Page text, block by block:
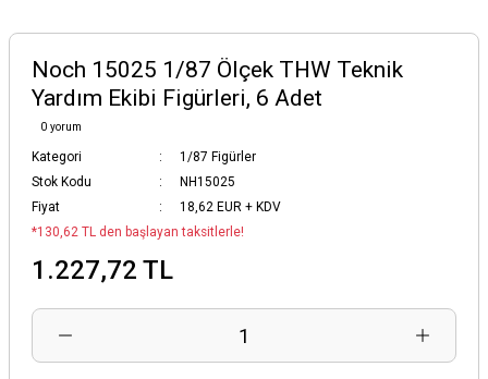
Noch 15025 1/87 Ölçek THW Teknik
Yardım Ekibi Figürleri, 6 Adet
0 yorum
Kategori
1/87 Figürler
Stok Kodu
NH15025
Fiyat
18,62 EUR + KDV
*130,62 TL den başlayan taksitlerle!
1.227,72 TL